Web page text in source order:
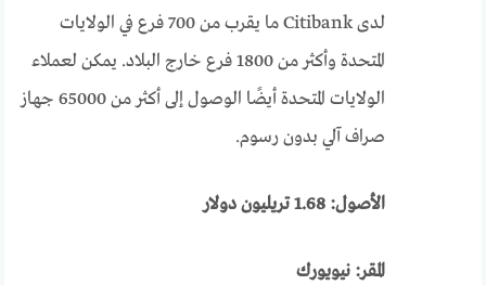
لدى Citibank ما يقرب من 700 فرع في الولايات
المتحدة وأكثر من 1800 فرع خارج البلاد. يمكن لعملاء
الولايات المتحدة أيضًا الوصول إلى أكثر من 65000 جهاز
صراف آلي بدون رسوم.
الأصول: 1.68 تريليون دولار
المقر: نيويورك